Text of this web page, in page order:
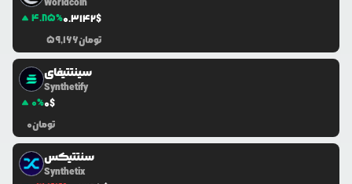
4.85%0.3142$
59,166تومان
سینتتيفاى
Synthetify
0%0$
0تومان
سنتتیکس
Synthetix